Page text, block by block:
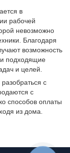
в
рабочей
невозможно
Благодаря
возможность
подходящие
и целей.
с
с
способов оплаты
из дома.